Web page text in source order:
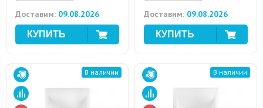
Доставим: 09.08.2026
Доставим: 09.08.2026
В наличии В наличии